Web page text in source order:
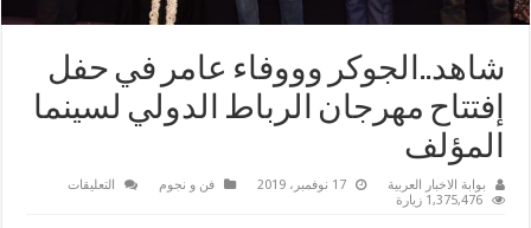
شاهد..الجوكر وووفاء عامر في حفل
إفتتاح مهرجان الرباط الدولي لسينما
المؤلف
بوابة الاخبار العربية 17 نوفمبر، 2019 فن و نجوم التعليقات
1,375,476 زيارة